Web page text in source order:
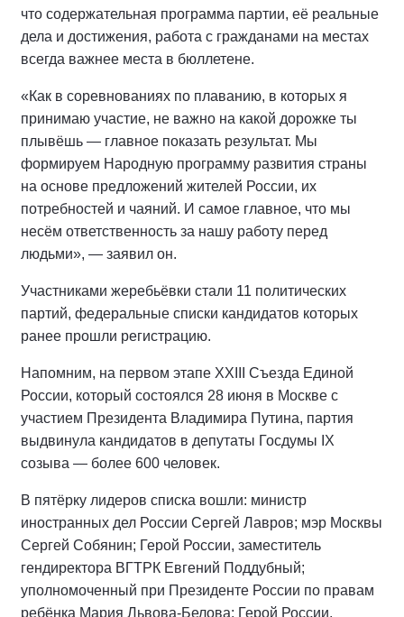
что содержательная программа партии, её реальные
дела и достижения, работа с гражданами на местах
всегда важнее места в бюллетене.
«Как в соревнованиях по плаванию, в которых я
принимаю участие, не важно на какой дорожке ты
плывёшь — главное показать результат. Мы
формируем Народную программу развития страны
на основе предложений жителей России, их
потребностей и чаяний. И самое главное, что мы
несём ответственность за нашу работу перед
людьми», — заявил он.
Участниками жеребьёвки стали 11 политических
партий, федеральные списки кандидатов которых
ранее прошли регистрацию.
Напомним, на первом этапе XXIII Съезда Единой
России, который состоялся 28 июня в Москве с
участием Президента Владимира Путина, партия
выдвинула кандидатов в депутаты Госдумы IX
созыва — более 600 человек.
В пятёрку лидеров списка вошли: министр
иностранных дел России Сергей Лавров; мэр Москвы
Сергей Собянин; Герой России, заместитель
гендиректора ВГТРК Евгений Поддубный;
уполномоченный при Президенте России по правам
ребёнка Мария Львова-Белова; Герой России,